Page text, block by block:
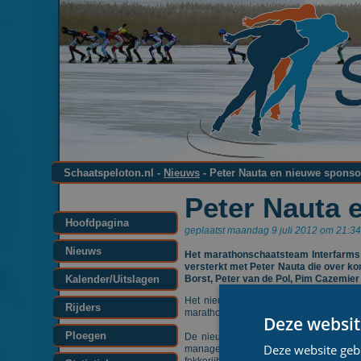
Schaatspeloton.nl - Nieuws - Peter Nauta en nieuwe
Hoofdpagina
Nieuws
Kalender/Uitslagen
Rijders
Ploegen
Peter Nauta
geplaatst maandag 9 juli 2012 om
Het marathonschaatsteam
versterkt met Peter Nauta die over
Borst, Peter van de Pol, Pim
Het nieuwe CRV-Interfarms lijkt zich
marathonschaatsen. Daarbij ook
De nieuwe sponsor CRV is een
managementproducten die de
Deze
Deze website